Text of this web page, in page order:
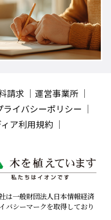
請求
運営事業所
ライバシーポリシー
ア利用規約
は一般財団法人日本情報経済
バシーマークを取得しており